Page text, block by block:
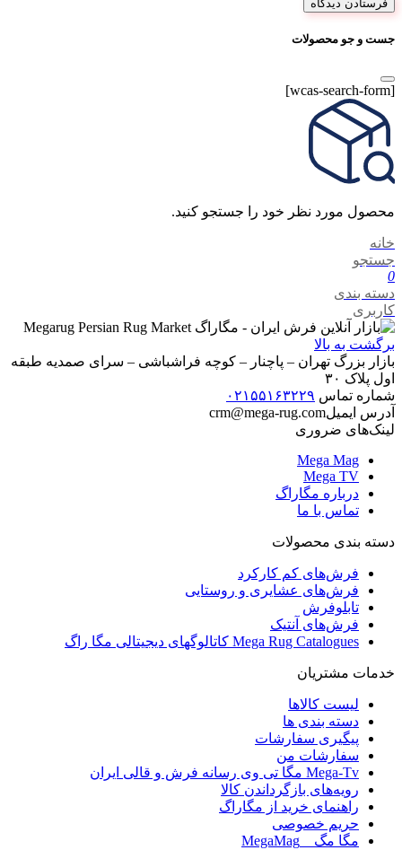
جست و جو محصولات
[wcas-search-form]
محصول مورد نظر خود را جستجو کنید.
خانه
جستجو
0
دسته بندی
کاربری
برگشت به بالا
بازار بزرگ تهران – پاچنار – کوچه فراشباشی – سرای صمدیه طبقه
اول پلاک ۳۰
شماره تماس ۰۲۱۵۵۱۶۳۲۲۹
آدرس ایمیلcrm@mega-rug.com
لینک‌های ضروری
Mega Mag
Mega TV
درباره مگاراگ
تماس با ما
دسته بندی محصولات
فرش‌های کم کارکرد
فرش‌های عشایری و روستایی
تابلوفرش
فرش‌های آنتیک
Mega Rug Catalogues کاتالوگهای دیجیتالی مگا راگ
خدمات مشتریان
لیست کالاها
دسته بندی ها
پیگیری سفارشات
سفارشات من
Mega-Tv مگا تی وی رسانه فرش و قالی ایران
رویه‌های بازگرداندن کالا
راهنمای خرید از مگاراگ
حریم خصوصی
مگا مگ _ MegaMag